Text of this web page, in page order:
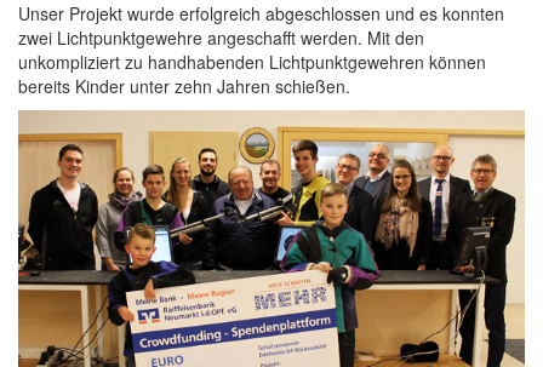
Unser Projekt wurde erfolgreich abgeschlossen und es konnten
zwei Lichtpunktgewehre angeschafft werden. Mit den
unkompliziert zu handhabenden Lichtpunktgewehren können
bereits Kinder unter zehn Jahren schießen.